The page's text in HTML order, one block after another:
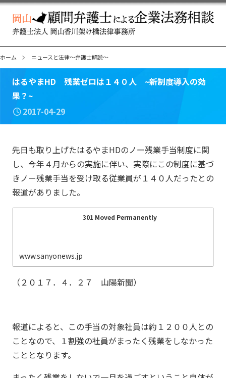
ホーム ニュースと法律～弁護士解説～
はるやまHD 残業ゼロは１４０人 ~新制度導入の効
果？~
2017-04-29
先日も取り上げたはるやまHDのノー残業手当制度に関
し、今年４月からの実施に伴い、実際にこの制度に基づ
きノー残業手当を受け取る従業員が１４０人だったとの
報道がありました。
301 Moved Permanently
www.sanyonews.jp
（２０１７．４．２７ 山陽新聞）
報道によると、この手当の対象社員は約１２００人との
ことなので、１割強の社員がまったく残業をしなかった
こととなります。